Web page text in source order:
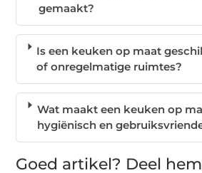
gemaakt?
Is een keuken op maat
of onregelmatige ruimtes?
Wat maakt een keuken op
hygiënisch en
Goed artikel? Deel